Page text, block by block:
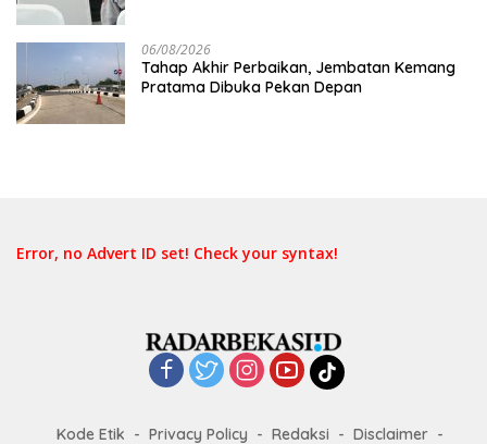
06/08/2026
Tahap Akhir Perbaikan, Jembatan Kemang
Pratama Dibuka Pekan Depan
Error, no Advert ID set! Check your syntax!
Kode Etik Privacy Policy Redaksi Disclaimer